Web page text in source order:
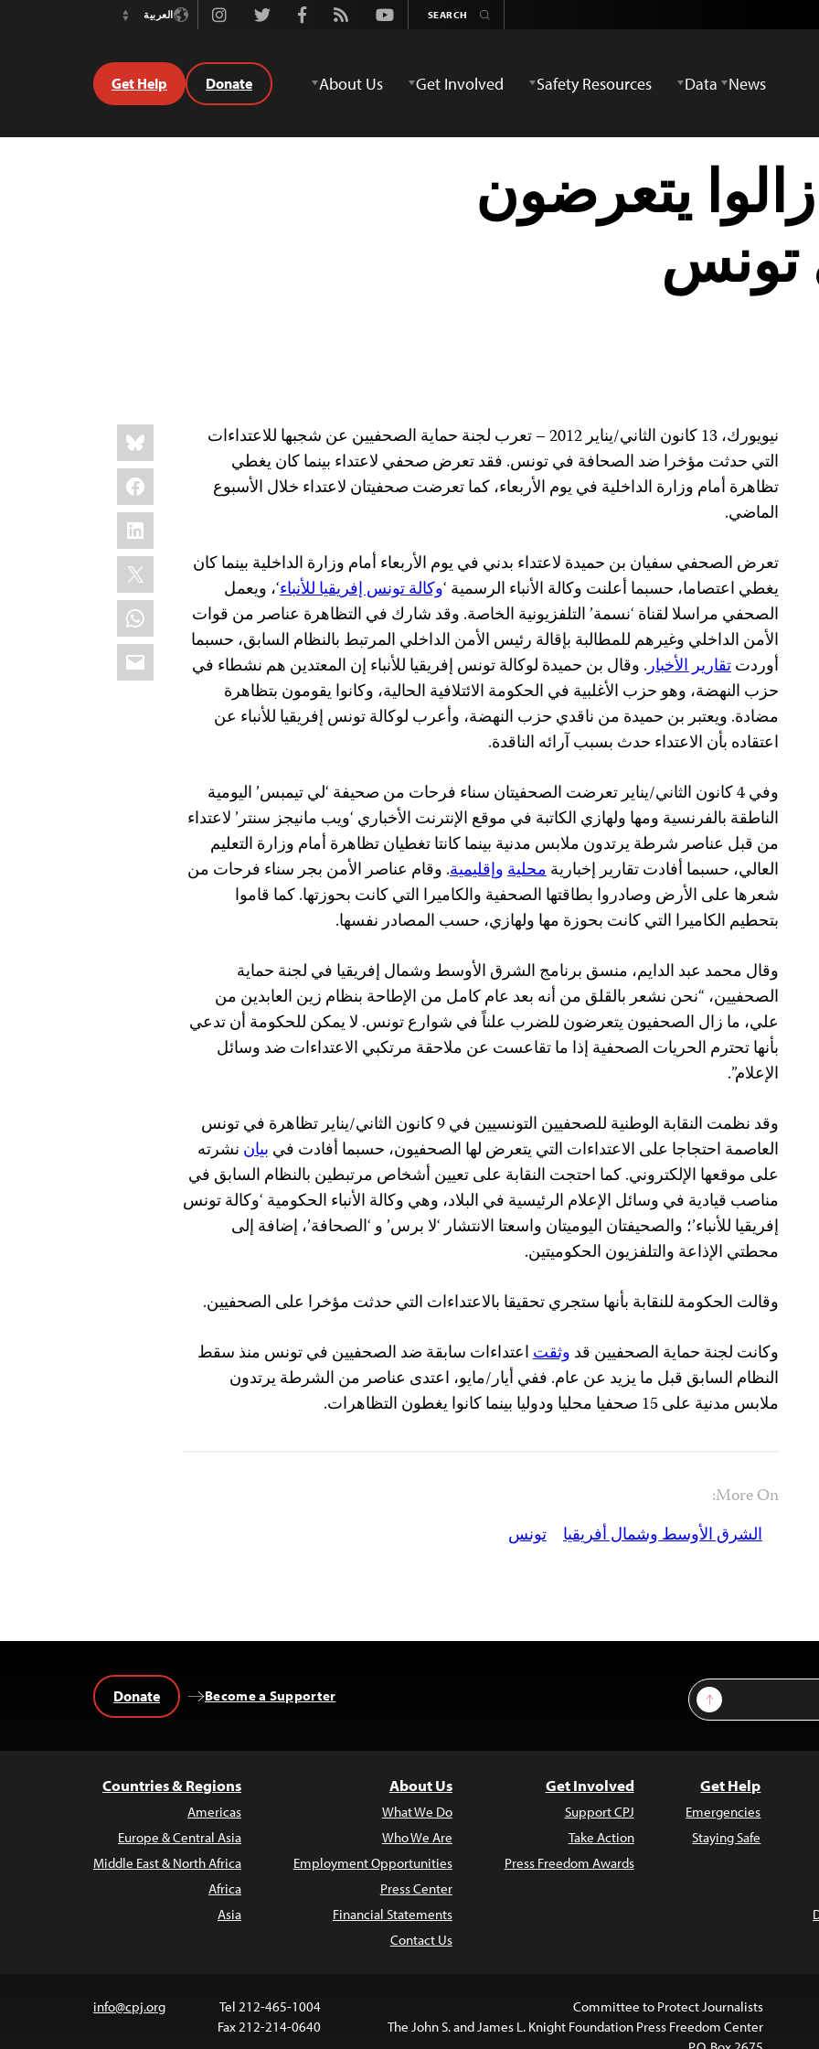
Youtube
Rss
Facebook
Twitter
Instagramالعربية
Switch
News
Data
Safety Resources
Get Involved
About Us
Donate
Get Help
يتعرضون
تونس
Share
this:
Bluesky
Facebook
LinkedIn
X
WhatsApp
Email
نيويورك، 13 كانون الثاني/يناير 2012 – تعرب لجنة حماية الصحفيين عن شجبها للاعتداءات
التي حدثت مؤخرا ضد الصحافة في تونس. فقد تعرض صحفي لاعتداء بينما كان يغطي
تظاهرة أمام وزارة الداخلية في يوم الأربعاء، كما تعرضت صحفيتان لاعتداء خلال الأسبوع
الماضي.
تعرض الصحفي سفيان بن حميدة لاعتداء بدني في يوم الأربعاء أمام وزارة الداخلية بينما كان
يغطي اعتصاما، حسبما أعلنت وكالة الأنباء الرسمية ‘وكالة تونس إفريقيا للأنباء‘، ويعمل
الصحفي مراسلا لقناة ‘نسمة’ التلفزيونية الخاصة. وقد شارك في التظاهرة عناصر من قوات
الأمن الداخلي وغيرهم للمطالبة بإقالة رئيس الأمن الداخلي المرتبط بالنظام السابق، حسبما
أوردتتقارير الأخبار. وقال بن حميدة لوكالة تونس إفريقيا للأنباء إن المعتدين هم نشطاء في
حزب النهضة، وهو حزب الأغلبية في الحكومة الائتلافية الحالية، وكانوا يقومون بتظاهرة
مضادة. ويعتبر بن حميدة من ناقدي حزب النهضة، وأعرب لوكالة تونس إفريقيا للأنباء عن
اعتقاده بأن الاعتداء حدث بسبب آرائه الناقدة.
وفي 4 كانون الثاني/يناير تعرضت الصحفيتان سناء فرحات من صحيفة ‘لي تيمبس’ اليومية
الناطقة بالفرنسية ومها ولهازي الكاتبة في موقع الإنترنت الأخباري ‘ويب مانيجز سنتر’ لاعتداء
من قبل عناصر شرطة يرتدون ملابس مدنية بينما كانتا تغطيان تظاهرة أمام وزارة التعليم
العالي، حسبما أفادت تقارير إخباريةمحليةوإقليمية. وقام عناصر الأمن بجر سناء فرحات من
شعرها على الأرض وصادروا بطاقتها الصحفية والكاميرا التي كانت بحوزتها. كما قاموا
بتحطيم الكاميرا التي كانت بحوزة مها ولهازي، حسب المصادر نفسها.
وقال محمد عبد الدايم، منسق برنامج الشرق الأوسط وشمال إفريقيا في لجنة حماية
الصحفيين، “نحن نشعر بالقلق من أنه بعد عام كامل من الإطاحة بنظام زين العابدين من
علي، ما زال الصحفيون يتعرضون للضرب علناً في شوارع تونس. لا يمكن للحكومة أن تدعي
بأنها تحترم الحريات الصحفية إذا ما تقاعست عن ملاحقة مرتكبي الاعتداءات ضد وسائل
الإعلام”.
وقد نظمت النقابة الوطنية للصحفيين التونسيين في 9 كانون الثاني/يناير تظاهرة في تونس
العاصمة احتجاجا على الاعتداءات التي يتعرض لها الصحفيون، حسبما أفادت في بيان نشرته
على موقعها الإلكتروني. كما احتجت النقابة على تعيين أشخاص مرتبطين بالنظام السابق في
مناصب قيادية في وسائل الإعلام الرئيسية في البلاد، وهي وكالة الأنباء الحكومية ‘وكالة تونس
إفريقيا للأنباء’؛ والصحيفتان اليوميتان واسعتا الانتشار ‘لا برس’ و ‘الصحافة’، إضافة إلى
محطتي الإذاعة والتلفزيون الحكوميتين.
وقالت الحكومة للنقابة بأنها ستجري تحقيقا بالاعتداءات التي حدثت مؤخرا على الصحفيين.
وكانت لجنة حماية الصحفيين قد وثقتاعتداءات سابقة ضد الصحفيين في تونس منذ سقط
النظام السابق قبل ما يزيد عن عام. ففي أيار/مايو، اعتدى عناصر من الشرطة يرتدون
ملابس مدنية على 15 صحفيا محليا ودوليا بينما كانوا يغطون التظاهرات.
More On:
الشرق الأوسط وشمال أفريقيا
تونس
Sign Up
Become a Supporter
Donate
Get Help
Emergencies
Staying Safe
Get Involved
Support CPJ
Take Action
Press Freedom Awards
About Us
What We Do
Who We Are
Employment Opportunities
Press Center
Financial Statements
Contact Us
Countries & Regions
Americas
Europe & Central Asia
Middle East & North Africa
Africa
Asia
Committee to Protect Journalists
The John S. and James L. Knight Foundation Press Freedom Center
Tel 212-465-1004
Fax 212-214-0640
info@cpj.org